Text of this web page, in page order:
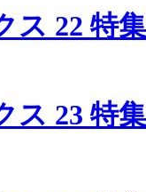
ス 22 特
ス 23 特